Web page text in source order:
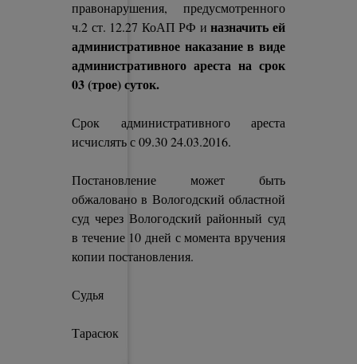
правонарушения, предусмотренного
ч.2 ст. 12.27 КоАП РФ иназначить ей
административное наказание в виде
административного ареста на срок
03 (трое) суток.
Срок административного ареста
исчислять с 09.30 24.03.2016.
Постановление может быть
обжаловано в Вологодский областной
суд через Вологодский районный суд
в течение 10 дней с момента вручения
копии постановления.
Судья
Тарасюк